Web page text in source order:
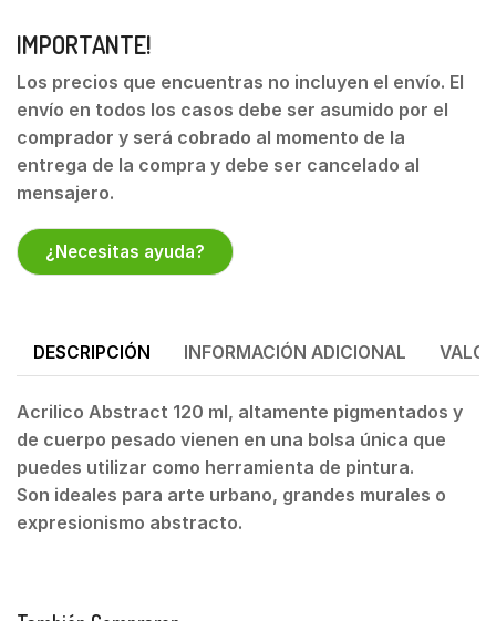
IMPORTANTE!
Los precios que encuentras no incluyen el envío. El
envío en todos los casos debe ser asumido por el
comprador y será cobrado al momento de la
entrega de la compra y debe ser cancelado al
mensajero.
¿Necesitas ayuda?
DESCRIPCIÓN INFORMACIÓN ADICIONAL
Acrilico Abstract 120 ml, altamente pigmentados y
de cuerpo pesado vienen en una bolsa única que
puedes utilizar como herramienta de pintura.
Son ideales para arte urbano, grandes murales o
expresionismo abstracto.